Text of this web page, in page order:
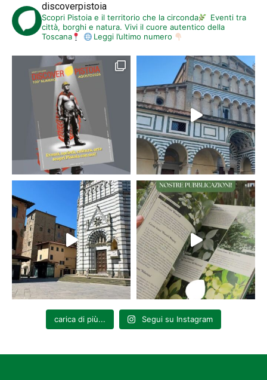
discoverpistoia
Scopri Pistoia e il territorio che la circonda
Eventi tra
città, borghi e natura. Vivi il cuore autentico della
Toscana
Leggi l’ultimo numero
carica di più... Segui su Instagram